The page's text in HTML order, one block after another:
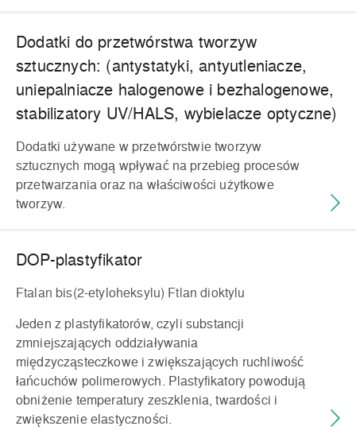
Dodatki do przetwórstwa tworzyw
sztucznych: (antystatyki, antyutleniacze,
uniepalniacze halogenowe i bezhalogenowe,
stabilizatory UV/HALS, wybielacze optyczne)
Dodatki używane w przetwórstwie tworzyw
sztucznych mogą wpływać na przebieg procesów
przetwarzania oraz na właściwości użytkowe
tworzyw.
DOP-plastyfikator
Ftalan bis(2-etyloheksylu) Ftlan dioktylu
Jeden z plastyfikatorów, czyli substancji
zmniejszających oddziaływania
międzycząsteczkowe i zwiększających ruchliwość
łańcuchów polimerowych. Plastyfikatory powodują
obniżenie temperatury zeszklenia, twardości i
zwiększenie elastyczności.